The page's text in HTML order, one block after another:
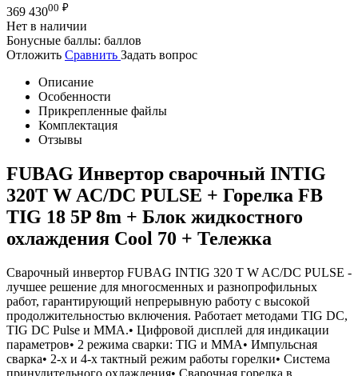
369 43000 ₽
Нет в наличии
Бонусные баллы: баллов
Отложить Сравнить Задать вопрос
Описание
Особенности
Прикрепленные файлы
Комплектация
Отзывы
FUBAG Инвертор сварочный INTIG
320T W AC/DC PULSE + Горелка FB
TIG 18 5P 8m + Блок жидкостного
охлаждения Cool 70 + Тележка
Сварочный инвертор FUBAG INTIG 320 T W AC/DC PULSE -
лучшее решение для многосменных и разнопрофильных
работ, гарантирующий непрерывную работу с высокой
продолжительностью включения. Работает методами TIG DC,
TIG DC Pulse и MMA.• Цифровой дисплей для индикации
параметров• 2 режима сварки: TIG и MMA• Импульсная
сварка• 2-х и 4-х тактный режим работы горелки• Система
принудительного охлаждения• Сварочная горелка в